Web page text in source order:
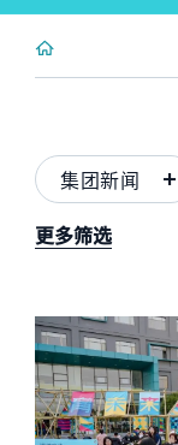
集团新闻
更多筛选
News image